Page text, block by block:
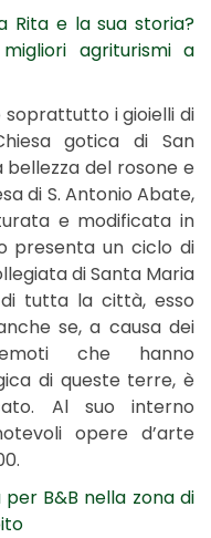
Rita e la sua storia?
agriturismi a
i gioielli di
gotica di San
del rosone e
di S. Antonio Abate,
e modificata in
presenta un ciclo di
di Santa Maria
tutta la città, esso
se, a causa dei
che hanno
di queste terre, è
Al suo interno
opere d’arte
B&B nella zona di